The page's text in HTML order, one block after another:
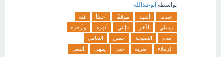
بواسطة ابوعبدالله
عندما أشهد موقفًا أخطأ
فيه
زميلي
الآخر فإنني أنهره
وأزجره
أقدم
النصيحة حسن
التعامل
الزملاء
أضربه حتى ينتهي الفعل